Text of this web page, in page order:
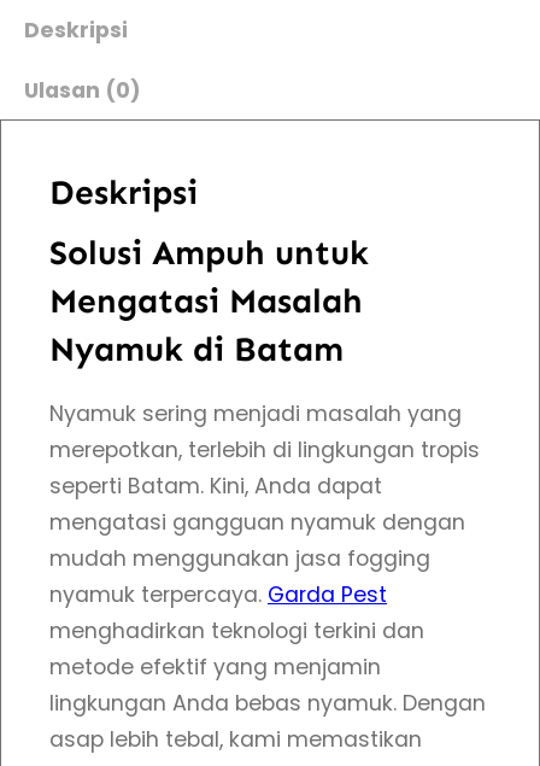
o
Deskripsi
Ulasan (0)
Deskripsi
Solusi Ampuh untuk
Mengatasi Masalah
Nyamuk di Batam
Nyamuk sering menjadi masalah yang
merepotkan, terlebih di lingkungan tropis
seperti Batam. Kini, Anda dapat
mengatasi gangguan nyamuk dengan
mudah menggunakan jasa fogging
nyamuk terpercaya. Garda Pest
menghadirkan teknologi terkini dan
metode efektif yang menjamin
lingkungan Anda bebas nyamuk. Dengan
asap lebih tebal, kami memastikan